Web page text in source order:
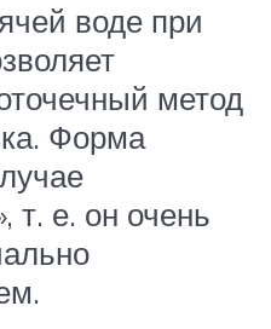
воде при
метод
Форма
т. е. он очень